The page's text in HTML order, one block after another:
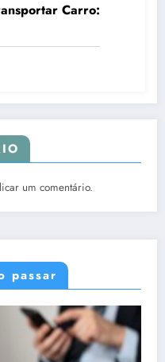
Carro:
um comentário.
passar